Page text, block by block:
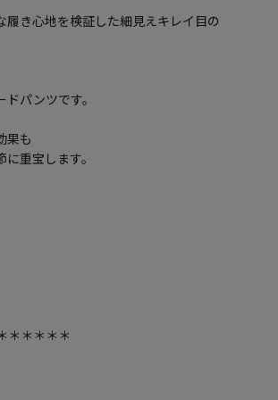
き心地を検証した細見えキレイ目の
パンツです。
果も
重宝します。
＊＊＊＊＊